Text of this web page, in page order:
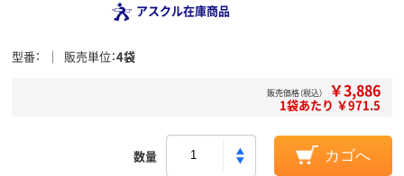
アスクル在庫商品
型番 販売単位 4袋
販売価格（税込） ￥3,886
1袋あたり ￥971.5
数量 カゴへ